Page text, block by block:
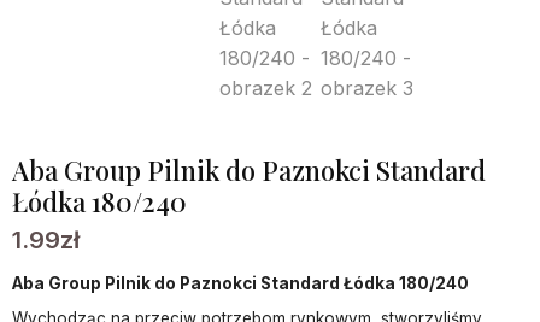
Aba Group Pilnik do Paznokci Standard
Łódka 180/240
1.99zł
Aba Group Pilnik do Paznokci Standard Łódka 180/240